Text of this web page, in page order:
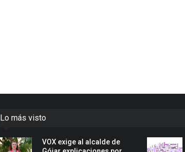
Lo más visto
VOX exige al alcalde de